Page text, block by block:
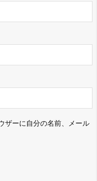
ザーに自分の名前、メール